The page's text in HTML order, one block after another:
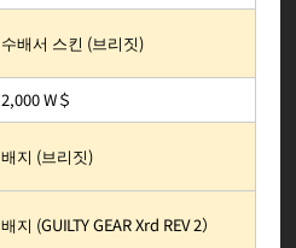
수배서 스킨 (브리짓)
2,000 W＄
배지 (브리짓)
배지 (GUILTY GEAR Xrd REV 2）